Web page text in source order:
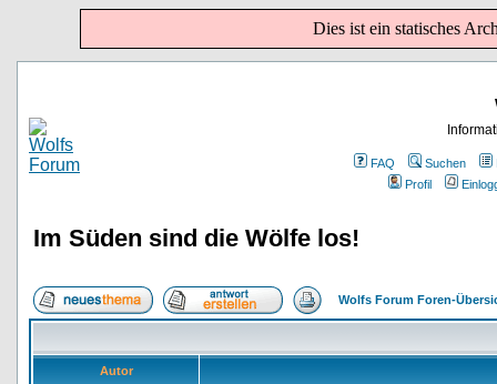
Dies ist ein statisches
FAQ Suchen
Profil
Im Süden sind die Wölfe los!
Wolfs Forum Foren-
Autor